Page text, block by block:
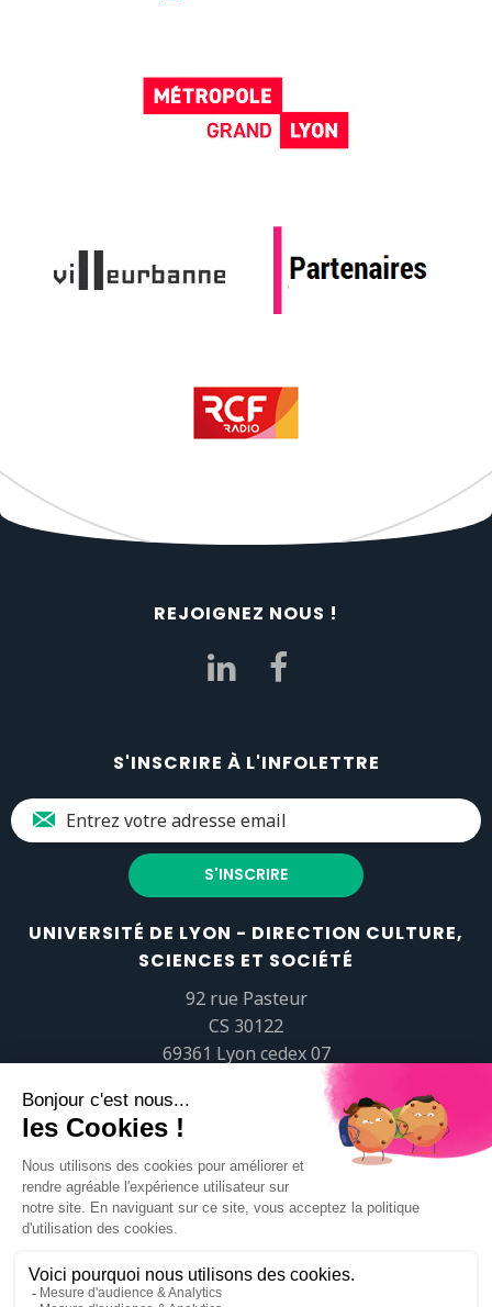
REJOIGNEZ NOUS !
S'INSCRIRE À L'INFOLETTRE
UNIVERSITÉ DE LYON - DIRECTION CULTURE,
SCIENCES ET SOCIÉTÉ
92 rue Pasteur
CS 30122
69361 Lyon cedex 07
popsciences@universite-lyon.fr
Tél.+33 (0)4 37 37 82 01
https://www.youtube.com/embed/Qm-prNOXepo